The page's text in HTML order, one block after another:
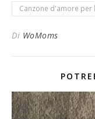
Canzone d'amore per
Di WoMoms